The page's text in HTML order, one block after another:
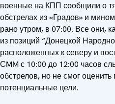
военные на КПП сообщили о
обстрелах из «Градов» и
рано утром, в 07:00. Все они,
из позиций “Донецкой
расположенных к северу и
СMM с 10:00 до 12:00 часов
обстрелов, но не смог
потенциальные цели.